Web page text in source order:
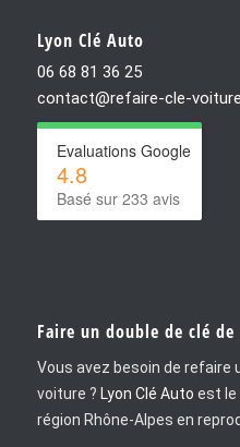
Lyon Clé Auto
06 68 81 36 25
contact@refaire-cle-
Evaluations Google
4.8
Basé sur 233 avis
Faire un double de clé
Vous avez besoin de refaire
voiture ? Lyon Clé Auto est le
région Rhône-Alpes en